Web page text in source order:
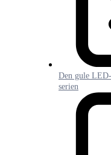
Den gule
serien